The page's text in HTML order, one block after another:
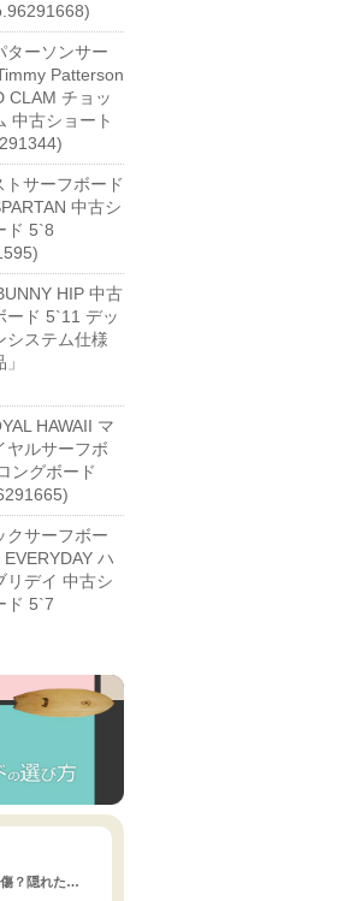
ターソンサー
Patterson
CLAM チョッ
中古ショート
トサーフボード
中古シ
ド 5`8
HIP 中古
ード 5`11 デッ
システム仕様
HAWAII マ
ヤルサーフボ
ングボード
クサーフボー
EVERYDAY ハ
リデイ 中古シ
ド 5`7
？隠れた…